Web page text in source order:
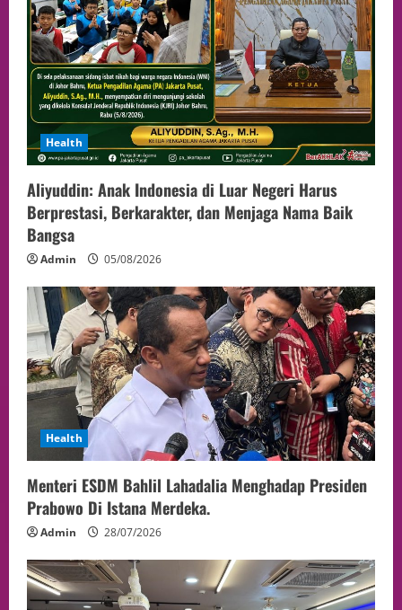
Health
Aliyuddin: Anak Indonesia di Luar Negeri Harus
Berprestasi, Berkarakter, dan Menjaga Nama Baik
Bangsa
Admin 05/08/2026
Health
Menteri ESDM Bahlil Lahadalia Menghadap Presiden
Prabowo Di Istana Merdeka.
Admin 28/07/2026